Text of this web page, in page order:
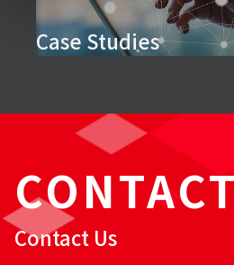
Case Studies
CONTACT
Contact Us